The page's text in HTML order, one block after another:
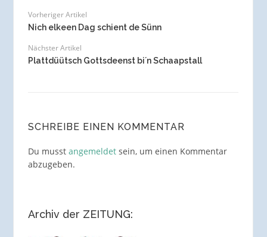
Vorheriger Artikel
Nich elkeen Dag schient de Sünn
Nächster Artikel
Plattdüütsch Gottsdeenst bi´n Schaapstall
SCHREIBE EINEN KOMMENTAR
Du musst angemeldetsein, um einen Kommentar
abzugeben.
Archiv der ZEITUNG: